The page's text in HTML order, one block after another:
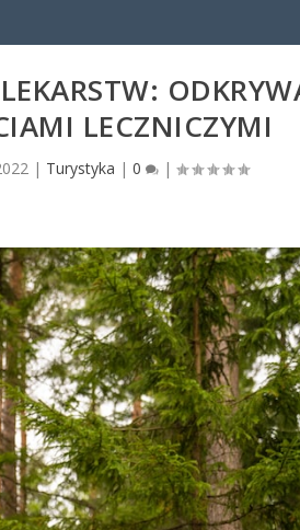
LECZNICZYMI
| Turystyka | 0 |